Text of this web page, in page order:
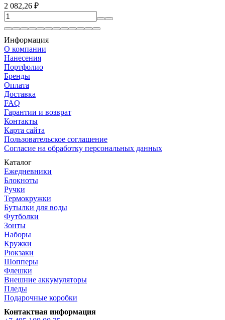
2 082,26 ₽
Информация
О компании
Нанесения
Портфолио
Бренды
Оплата
Доставка
FAQ
Гарантии и возврат
Контакты
Карта сайта
Пользовательское соглашение
Согласие на обработку персональных данных
Каталог
Ежедневники
Блокноты
Ручки
Термокружки
Бутылки для воды
Футболки
Зонты
Наборы
Кружки
Рюкзаки
Шопперы
Флешки
Внешние аккумуляторы
Пледы
Подарочные коробки
Контактная информация